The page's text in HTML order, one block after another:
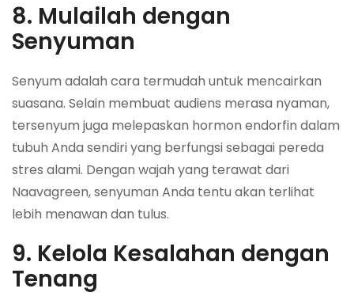
8. Mulailah dengan
Senyuman
Senyum adalah cara termudah untuk mencairkan
suasana. Selain membuat audiens merasa nyaman,
tersenyum juga melepaskan hormon endorfin dalam
tubuh Anda sendiri yang berfungsi sebagai pereda
stres alami. Dengan wajah yang terawat dari
Naavagreen, senyuman Anda tentu akan terlihat
lebih menawan dan tulus.
9. Kelola Kesalahan dengan
Tenang